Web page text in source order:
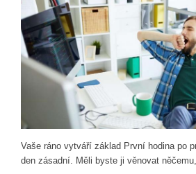
Vaše ráno vytváří základ První hodina po
den zásadní. Měli byste ji věnovat